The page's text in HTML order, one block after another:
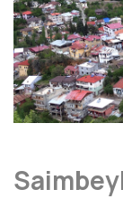
AĞRI
AKSARAY
ANTALYA